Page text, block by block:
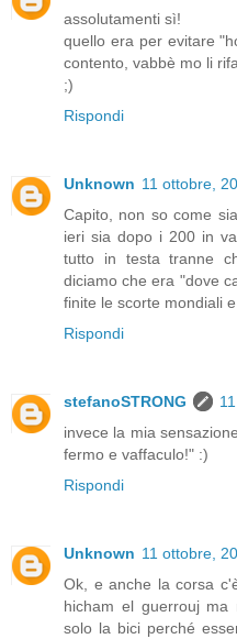
assolutamenti sì!
quello era per evitare
contento, vabbè mo li
;)
Rispondi
Unknown 11 ottobre,
Capito, non so come
ieri sia dopo i 200 in
tutto in testa tranne
diciamo che era "dove
finite le scorte mondiali
Rispondi
stefanoSTRONG
invece la mia
fermo e vaffaculo!" :)
Rispondi
Unknown 11 ottobre,
Ok, e anche la corsa
hicham el guerrouj
solo la bici perché